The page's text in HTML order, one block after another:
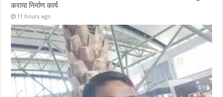
कराया निर्माण कार्य
11 hours ago